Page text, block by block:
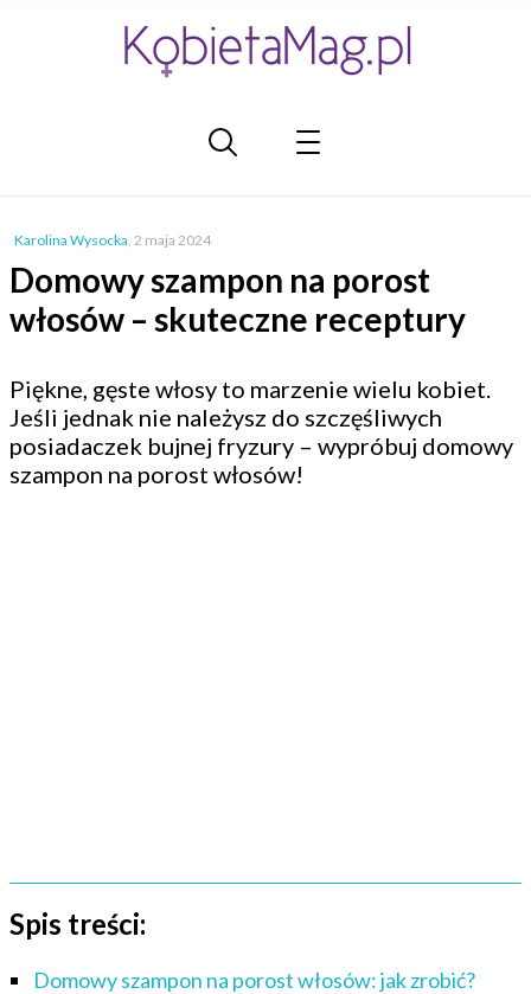
Karolina Wysocka, 2 maja 2024
Domowy szampon na porost
włosów – skuteczne receptury
Piękne, gęste włosy to marzenie wielu kobiet.
Jeśli jednak nie należysz do szczęśliwych
posiadaczek bujnej fryzury – wypróbuj domowy
szampon na porost włosów!
Spis treści:
Domowy szampon na porost włosów: jak zrobić?